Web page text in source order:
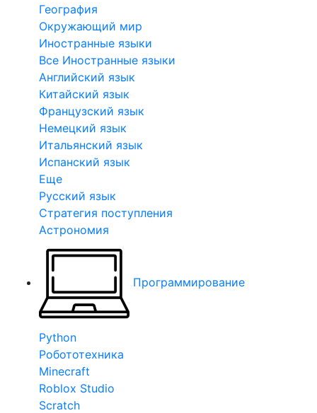
География
Окружающий мир
Иностранные языки
Все Иностранные языки
Английский язык
Китайский язык
Французский язык
Немецкий язык
Итальянский язык
Испанский язык
Еще
Русский язык
Стратегия поступления
Астрономия
Программирование
Python
Робототехника
Minecraft
Roblox Studio
Scratch